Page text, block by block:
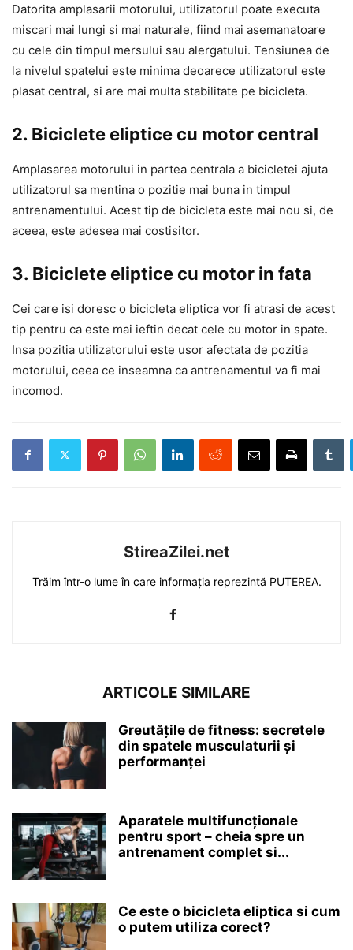
Datorita amplasarii motorului, utilizatorul poate executa
miscari mai lungi si mai naturale, fiind mai asemanatoare
cu cele din timpul mersului sau alergatului. Tensiunea de
la nivelul spatelui este minima deoarece utilizatorul este
plasat central, si are mai multa stabilitate pe bicicleta.
2. Biciclete eliptice cu motor central
Amplasarea motorului in partea centrala a bicicletei ajuta
utilizatorul sa mentina o pozitie mai buna in timpul
antrenamentului. Acest tip de bicicleta este mai nou si, de
aceea, este adesea mai costisitor.
3. Biciclete eliptice cu motor in fata
Cei care isi doresc o bicicleta eliptica vor fi atrasi de acest
tip pentru ca este mai ieftin decat cele cu motor in spate.
Insa pozitia utilizatorului este usor afectata de pozitia
motorului, ceea ce inseamna ca antrenamentul va fi mai
incomod.
StireaZilei.net
Trăim într-o lume în care informația reprezintă PUTEREA.
ARTICOLE SIMILARE
Greutățile de fitness: secretele
din spatele musculaturii și
performanței
Aparatele multifuncționale
pentru sport – cheia spre un
antrenament complet si...
Ce este o bicicleta eliptica si cum
o putem utiliza corect?